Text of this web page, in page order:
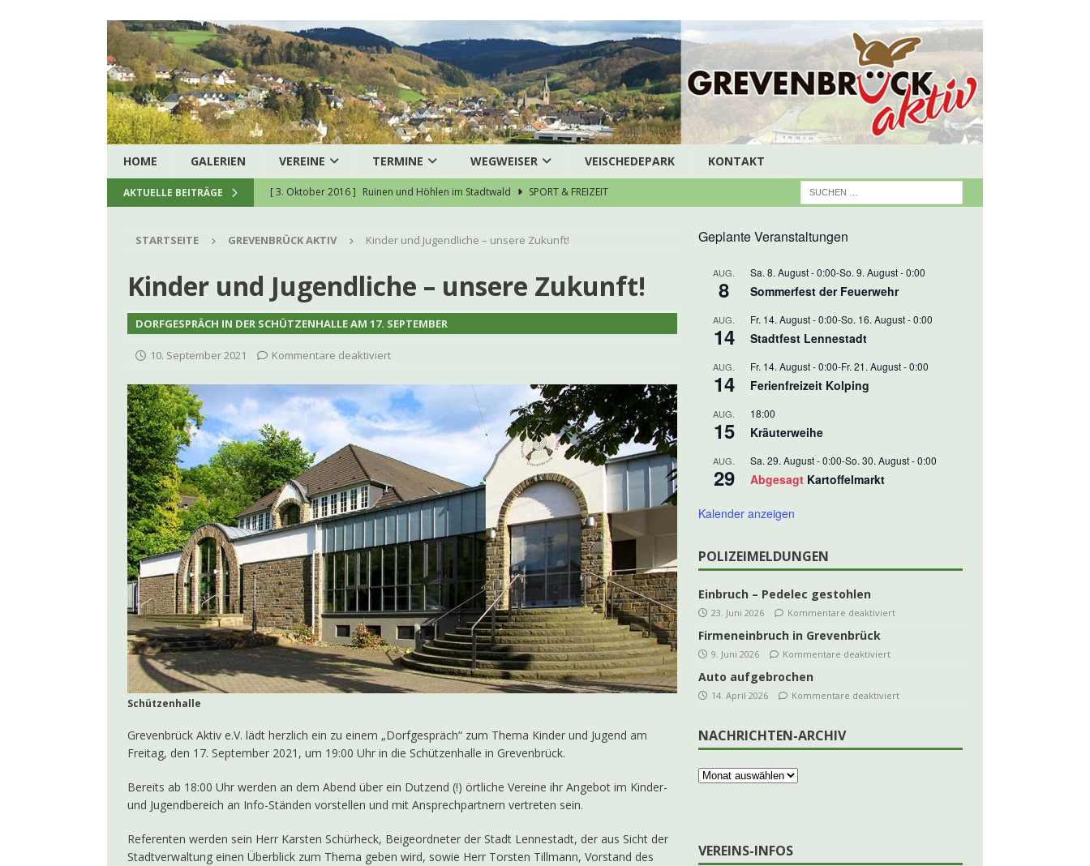
HOME GALERIEN VEREINE TERMINE WEGWEISER VEISCHEDEPARK KONTAKT
AKTUELLE BEITRÄGE [ 3. Oktober 2016 ] Ruinen und Höhlen im Stadtwald
SPORT & FREIZEIT
zukunftssichere hausärztliche Versorgung
AKTUELLES
[ 8. Juli 2026 ]
Spendenübergabe des Dreigestirns
AKTUELLES
[ 23. Juni 2026 ]
[ 22. Juni 2026 ] Konzert der Chorjugend
[ 9. Juni 2026 ] Firmeneinbruch in Grevenbrück
[ 7. Juni 2026 ] Kolping Grevenbrück Ü 60 geht in die Melbecke
KOLPING
[ 14. Mai 2026 ] Jules e.V. freut sich über steigende Mitgliederzahlen
AKTUELLES
[ 12. Mai 2026 ]
LEADER-Kleinprojektförderung für den Veischede Park
AKTUELLES
[ 4. Mai 2026 ] 100 Jahre Kolpingsfamilie: Nachhaltiges Projekt im Veischede Park
AKTUELLES
[ 19. April 2026 ] Jahreshauptversammlung kfd Grevenbrück
AKTUELLES
[ 10. Oktober 2025 ] Traditionelles Schlachtfest in der Schützenhalle ARCHIV
STARTSEITE GREVENBRÜCK AKTIV Kinder und Jugendliche – unsere Zukunft!
Kinder und Jugendliche – unsere Zukunft!
DORFGESPRÄCH IN DER SCHÜTZENHALLE AM 17. SEPTEMBER
10. September 2021 Kommentare deaktiviert
Schützenhalle
Grevenbrück Aktiv e.V. lädt herzlich ein zu einem „Dorfgespräch“ zum Thema Kinder und Jugend am
Freitag, den 17. September 2021, um 19:00 Uhr in die Schützenhalle in Grevenbrück.
Bereits ab 18:00 Uhr werden an dem Abend über ein Dutzend (!) örtliche Vereine ihr Angebot im Kinder-
und Jugendbereich an Info-Ständen vorstellen und mit Ansprechpartnern vertreten sein.
Referenten werden sein Herr Karsten Schürheck, Beigeordneter der Stadt Lennestadt, der aus Sicht der
Stadtverwaltung einen Überblick zum Thema geben wird, sowie Herr Torsten Tillmann, Vorstand des
Geplante Veranstaltungen
AUG.
8
Sa. 8. August - 0:00-So. 9. August - 0:00
Sommerfest der Feuerwehr
AUG.
14
Fr. 14. August - 0:00-So. 16. August - 0:00
Stadtfest Lennestadt
AUG.
14
Fr. 14. August - 0:00-Fr. 21. August - 0:00
Ferienfreizeit Kolping
AUG.
15
18:00
Kräuterweihe
AUG.
29
Sa. 29. August - 0:00-So. 30. August - 0:00
Abgesagt Kartoffelmarkt
Kalender anzeigen
POLIZEIMELDUNGEN
Einbruch – Pedelec gestohlen
23. Juni 2026 Kommentare deaktiviert
Firmeneinbruch in Grevenbrück
9. Juni 2026 Kommentare deaktiviert
Auto aufgebrochen
14. April 2026 Kommentare deaktiviert
NACHRICHTEN-ARCHIV
VEREINS-INFOS